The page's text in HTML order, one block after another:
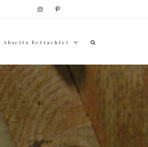
Abseits Betrachtet